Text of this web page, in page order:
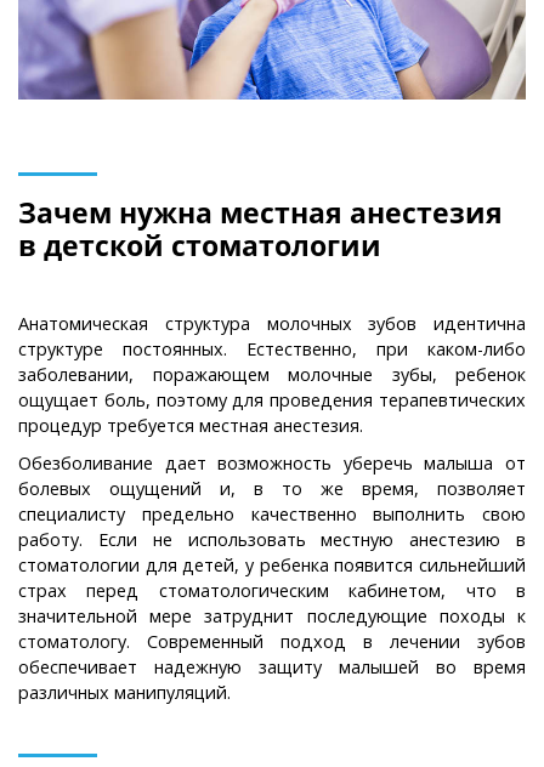
Зачем нужна местная анестезия
в детской стоматологии
Анатомическая структура молочных зубов идентична
структуре постоянных. Естественно, при каком-либо
заболевании, поражающем молочные зубы, ребенок
ощущает боль, поэтому для проведения терапевтических
процедур требуется местная анестезия.
Обезболивание дает возможность уберечь малыша от
болевых ощущений и, в то же время, позволяет
специалисту предельно качественно выполнить свою
работу. Если не использовать местную анестезию в
стоматологии для детей, у ребенка появится сильнейший
страх перед стоматологическим кабинетом, что в
значительной мере затруднит последующие походы к
стоматологу. Современный подход в лечении зубов
обеспечивает надежную защиту малышей во время
различных манипуляций.